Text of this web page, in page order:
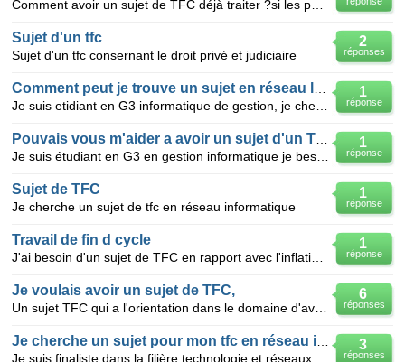
2
réponses
Sujet d'un tfc
Sujet d'un tfc consernant le droit privé et judiciaire
1
réponse
1
réponse
1
réponse
Sujet de TFC
Je cherche un sujet de tfc en réseau informatique
1
réponse
Travail de fin d cycle
6
réponses
Je voulais avoir un sujet de TFC,
3
réponses